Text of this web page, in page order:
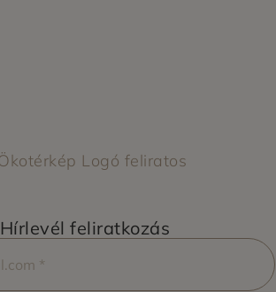
Hírlevél feliratkozás